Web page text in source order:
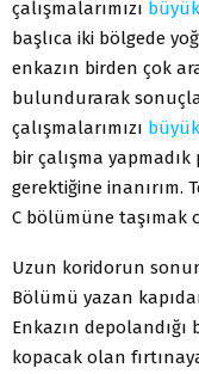
çalışmalarımızı büyük
başlıca iki bölgede
enkazın birden çok
bulundurarak
çalışmalarımızı büyük
bir çalışma
gerektiğine inanırım.
C bölümüne taşımak
Uzun koridorun
Bölümü yazan
Enkazın
kopacak olan